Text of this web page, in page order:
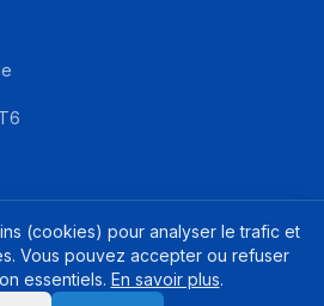
(cookies) pour analyser le trafic et
Vous pouvez accepter ou refuser
essentiels. En savoir plus.